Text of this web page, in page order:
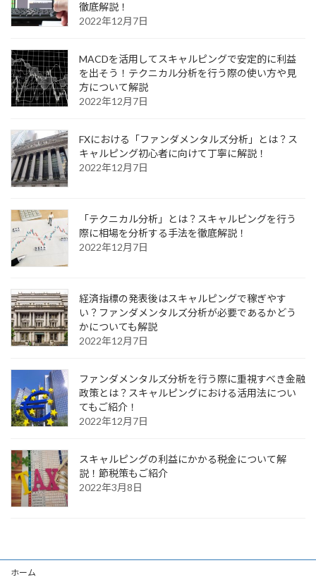
徹底解説！
2022年12月7日
MACDを活用してスキャルピングで安定的に利益
を出そう！テクニカル分析を行う際の使い方や見
方について解説
2022年12月7日
FXにおける「ファンダメンタルズ分析」とは？ス
キャルピング初心者に向けて丁寧に解説！
2022年12月7日
「テクニカル分析」とは？スキャルピングを行う
際に相場を分析する手法を徹底解説！
2022年12月7日
経済指標の発表後はスキャルピングで稼ぎやす
い？ファンダメンタルズ分析が必要であるかどう
かについても解説
2022年12月7日
ファンダメンタルズ分析を行う際に重視すべき金融
政策とは？スキャルピングにおける活用法につい
てもご紹介！
2022年12月7日
スキャルピングの利益にかかる税金について解
説！節税策もご紹介
2022年3月8日
ホーム